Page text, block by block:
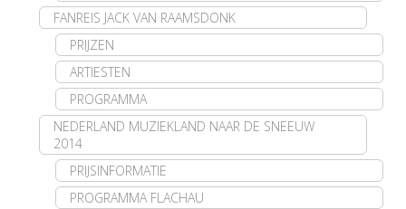
FANREIS JACK VAN RAAMSDONK
PRIJZEN
ARTIESTEN
PROGRAMMA
NEDERLAND MUZIEKLAND NAAR DE SNEEUW
2014
PRIJSINFORMATIE
PROGRAMMA FLACHAU